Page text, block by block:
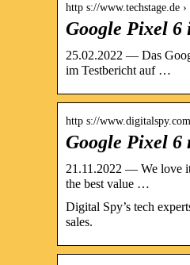
http s://www.techstage.de ›
Google Pixel 6
25.02.2022 — Das
im Testbericht auf …
http s://
Google Pixel 6
21.11.2022 — We love
the best value …
Digital Spy’s tech
sales.